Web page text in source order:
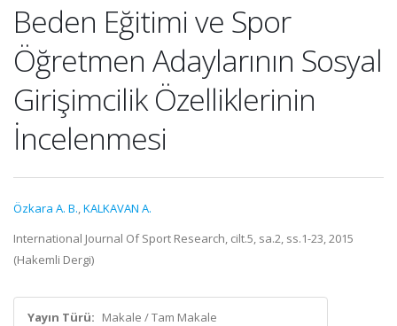
Beden Eğitimi ve Spor
Öğretmen Adaylarının Sosyal
Girişimcilik Özelliklerinin
İncelenmesi
Özkara A. B.,KALKAVAN A.
International Journal Of Sport Research, cilt.5, sa.2, ss.1-23, 2015
(Hakemli Dergi)
Yayın Türü: Makale / Tam Makale